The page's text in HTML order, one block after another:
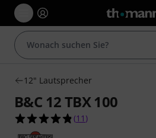
12" Lautsprecher
B&C 12 TBX 100
4.8 von 5 Sternen
(11 )